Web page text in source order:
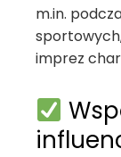
m.in.
imprez